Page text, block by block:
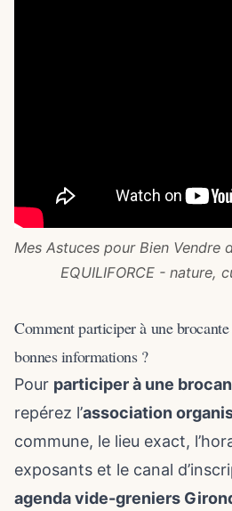
Mes Astuces pour Bien Vendre
EQUILIFORCE - nature,
Comment participer à une
bonnes informations ?
Pour participer à une
repérez l’association
commune, le lieu exact,
exposants et le canal
agenda vide-greniers